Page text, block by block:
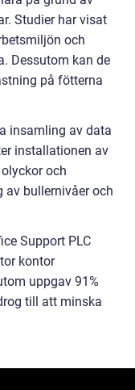
Studier har visat
och
Dessutom kan de
på fötterna
insamling av data
installationen av
och
av bullernivåer och
Support PLC
kontor
uppgav 91%
till att minska